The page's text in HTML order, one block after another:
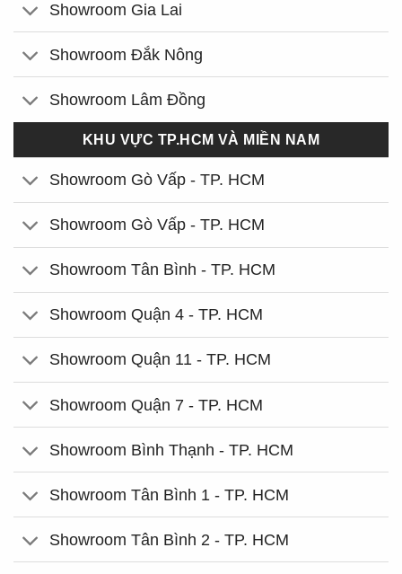
Showroom Gia Lai
Showroom Đắk Nông
Showroom Lâm Đồng
KHU VỰC TP.HCM VÀ MIỀN NAM
Showroom Gò Vấp - TP. HCM
Showroom Gò Vấp - TP. HCM
Showroom Tân Bình - TP. HCM
Showroom Quận 4 - TP. HCM
Showroom Quận 11 - TP. HCM
Showroom Quận 7 - TP. HCM
Showroom Bình Thạnh - TP. HCM
Showroom Tân Bình 1 - TP. HCM
Showroom Tân Bình 2 - TP. HCM